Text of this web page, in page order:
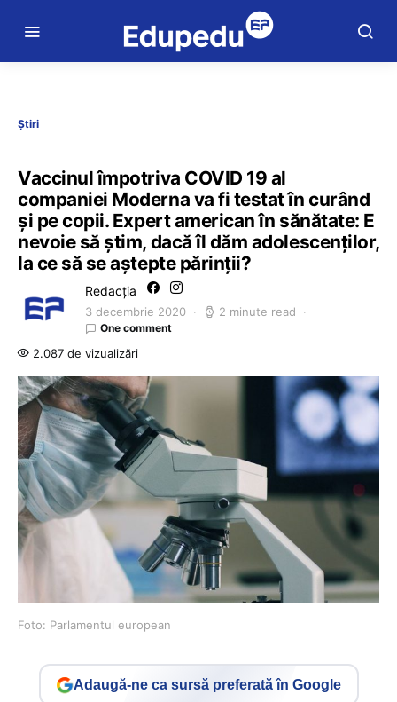
Știri
Vaccinul împotriva COVID 19 al
companiei Moderna va fi testat în curând
și pe copii. Expert american în sănătate: E
nevoie să știm, dacă îl dăm adolescenților,
la ce să se aștepte părinții?
Redacția
3 decembrie 2020 2 minute read
One comment
2.087 de vizualizări
Foto: Parlamentul european
Adaugă-ne ca sursă preferată în Google